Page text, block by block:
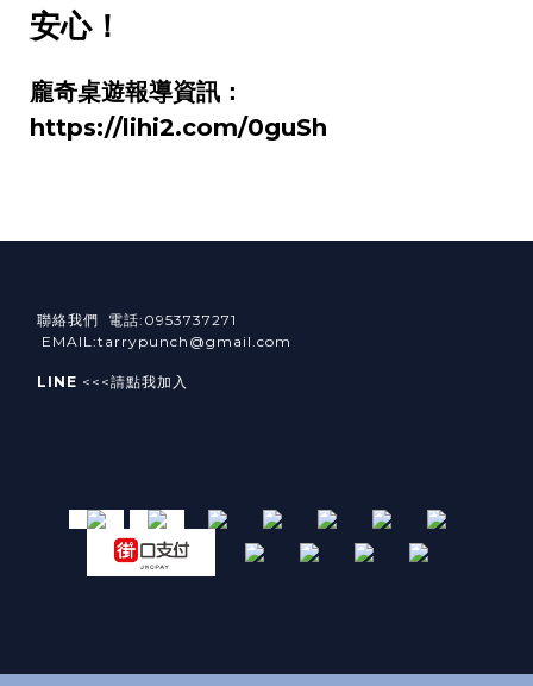
安心！
龐奇桌遊報導資訊：
https://lihi2.com/0guSh
聯絡我們 電話:0953737271
EMAIL:tarrypunch@gmail.com
LINE <<<請點我加入